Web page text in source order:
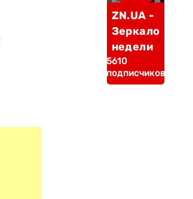
ZN.UA -
Зеркало
недели
5610
подписчиков